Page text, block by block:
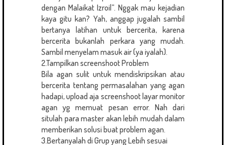
dengan Malaikat Izroil”. Nggak mau kejadian
kaya gitu kan? Yah, anggap jugalah sambil
bertanya latihan untuk bercerita, karena
bercerita bukanlah perkara yang mudah.
Sambil menyelam masuk air (ya iyalah).
2.Tampilkan screenshoot Problem
Bila agan sulit untuk mendiskripsikan atau
bercerita tentang permasalahan yang agan
hadapi, upload aja screenshoot layar monitor
agan yg memuat pesan error. Nah dari
situlah para master akan lebih mudah dalam
memberikan solusi buat problem agan.
3.Bertanyalah di Grup yang Lebih sesuai